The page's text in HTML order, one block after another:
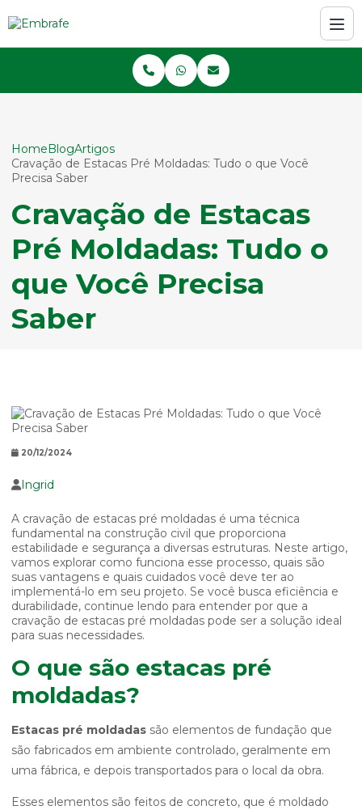
HomeBlogArtigos
Cravação de Estacas Pré Moldadas: Tudo o que Você
Precisa Saber
Cravação de Estacas
Pré Moldadas: Tudo o
que Você Precisa
Saber
20/12/2024
Ingrid
A cravação de estacas pré moldadas é uma técnica
fundamental na construção civil que proporciona
estabilidade e segurança a diversas estruturas. Neste artigo,
vamos explorar como funciona esse processo, quais são
suas vantagens e quais cuidados você deve ter ao
implementá-lo em seu projeto. Se você busca eficiência e
durabilidade, continue lendo para entender por que a
cravação de estacas pré moldadas pode ser a solução ideal
para suas necessidades.
O que são estacas pré
moldadas?
Estacas pré moldadas são elementos de fundação que
são fabricados em ambiente controlado, geralmente em
uma fábrica, e depois transportados para o local da obra.
Esses elementos são feitos de concreto, que é moldado